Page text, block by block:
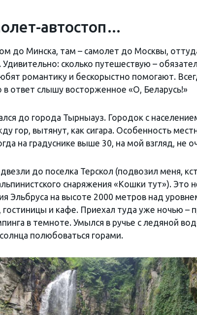
автостоп…
до Минска, там – самолет до Москвы,
сколько путешествую –
романтику и бескорыстно помогают.
в ответ слышу восторженное «О, Беларусь!»
до города Тырныауз. Городок с
гор, вытянут, как сигара. Особенность
на градуснике выше 30, на мой взгляд, не
до поселка Терскол (подвозил меня,
снаряжения «Кошки тут»). Это
Эльбруса на высоте 2000 метров над
гостиницы и кафе. Приехал туда уже ночью –
в темноте. Умылся в ручье с ледяной
полюбоваться горами.